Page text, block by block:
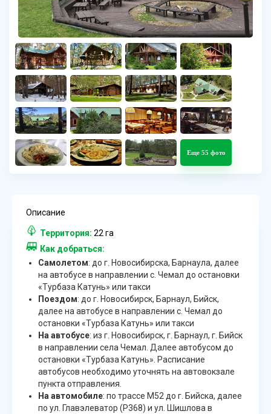
Еще 55 фото
Описание
Территория: 22 га
Как добраться:
Самолетом: до г. Новосибирска, Барнаула, далее
на автобусе в направлении с. Чемал до остановки
«Турбаза Катунь» или такси
Поездом: до г. Новосибирск, Барнаул, Бийск,
далее на автобусе в направлении с. Чемал до
остановки «Турбаза Катунь» или такси
На автобусе: из г. Новосибирск, г. Барнаул, г. Бийск
в направлении села Чемал. Далее автобусом до
остановки «Турбаза Катунь». Расписание
автобусов необходимо уточнять на автовокзале
пункта отправления.
На автомобиле: по трассе М52 до г. Бийска, далее
по ул. Главэлеватор (Р368) и ул. Шишлова в